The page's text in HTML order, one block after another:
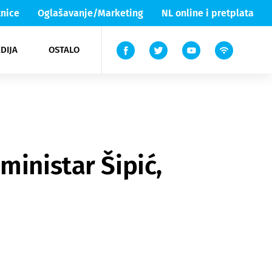
Oglašavanje/Marketing NL online i pretplata
OSTALO
Lika & Senj
TV
Šipić,